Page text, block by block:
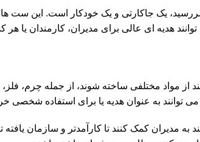
شامل یک سررسید، یک جاکارتی و یک خودکار است. این
هدیه ای عالی برای مدیران، کارمندان
۵ تکه می توانند از مواد مختلفی ساخته شوند، از جمله
۵ تکه می توانند به مدیران کمک کنند تا کارآمدتر و